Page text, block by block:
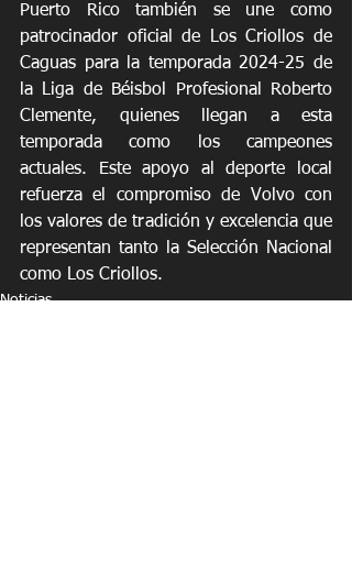
Puerto Rico también se une como
patrocinador oficial de Los Criollos de
Caguas para la temporada 2024-25 de
la Liga de Béisbol Profesional Roberto
Clemente, quienes llegan a esta
temporada como los campeones
actuales. Este apoyo al deporte local
refuerza el compromiso de Volvo con
los valores de tradición y excelencia que
representan tanto la Selección Nacional
como Los Criollos.
Noticias